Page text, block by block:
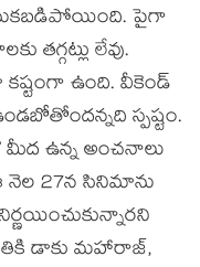
పైగా
తగ్గట్లు లేవు.
ఉంది. వీకెండ్
స్పష్టం.
ఉన్న అంచనాలు
27న సినిమాను
డాకు మహారాజ్,